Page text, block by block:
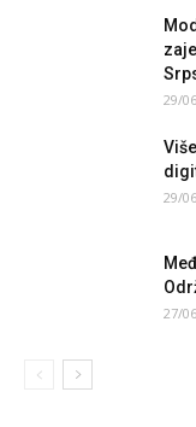
29/
29/
27/